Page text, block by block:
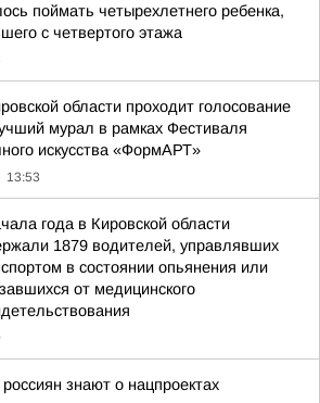
поймать четырехлетнего ребенка,
с четвертого этажа
области проходит голосование
мурал в рамках Фестиваля
искусства «ФормАРТ»
13:53
года в Кировской области
1879 водителей, управлявших
в состоянии опьянения или
от медицинского
знают о нацпроектах